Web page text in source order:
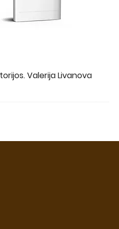
Greita peržiūra
Valerija Livanova